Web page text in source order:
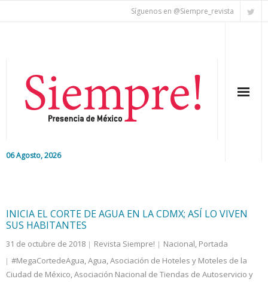
Síguenos en @Siempre_revista
06 Agosto, 2026
Colaboradores
INICIA EL CORTE DE AGUA EN LA CDMX; ASÍ LO VIVEN
SUS HABITANTES
31 de octubre de 2018 Revista Siempre! Nacional, Portada
#MegaCortedeAgua,Agua,Asociación de Hoteles y Moteles de la
Ciudad de México,Asociación Nacional de Tiendas de Autoservicio y